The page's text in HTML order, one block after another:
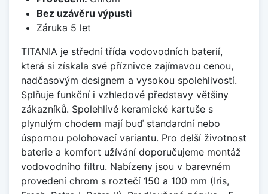
Bez uzávěru výpusti
Záruka 5 let
TITANIA je střední třída vodovodních baterií,
která si získala své příznivce zajímavou cenou,
nadčasovým designem a vysokou spolehlivostí.
Splňuje funkční i vzhledové představy většiny
zákazníků. Spolehlivé keramické kartuše s
plynulým chodem mají buď standardní nebo
úspornou polohovací variantu. Pro delší životnost
baterie a komfort užívání doporučujeme montáž
vodovodního filtru. Nabízeny jsou v barevném
provedení chrom s roztečí 150 a 100 mm (Iris,